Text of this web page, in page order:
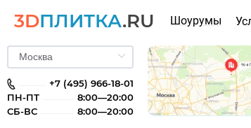
3DПЛИТКА.RU Шоурумы
+7 (495) 966-18-01
ПН-ПТ
8:00—20:00
СБ-ВС
8:00—20:00